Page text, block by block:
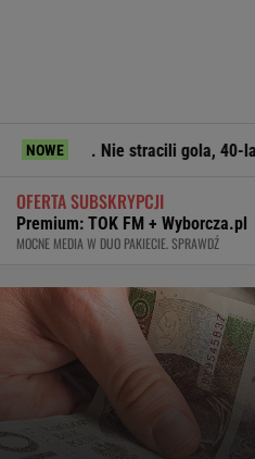
NOWEgola, 40-latek znów błysnął
OFERTA SUBSKRYPCJI
Premium: TOK FM + Wyborcza.pl
MOCNE MEDIA W DUO PAKIECIE. SPRAWDŹ